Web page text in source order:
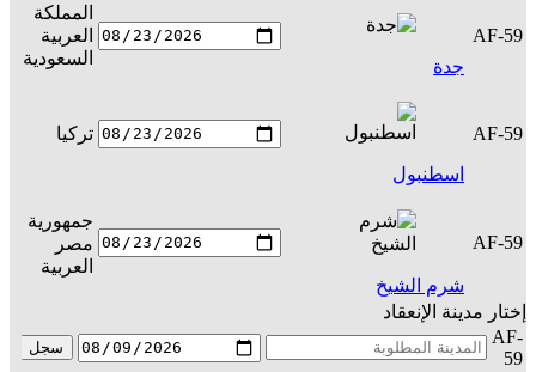
AF-59
جدة
المملكة
العربية
السعودية
AF-59
اسطنبول
تركيا
AF-59
شرم الشيخ
جمهورية
مصر
العربية
إختار مدينة الإنعقاد
AF-
59
سجل